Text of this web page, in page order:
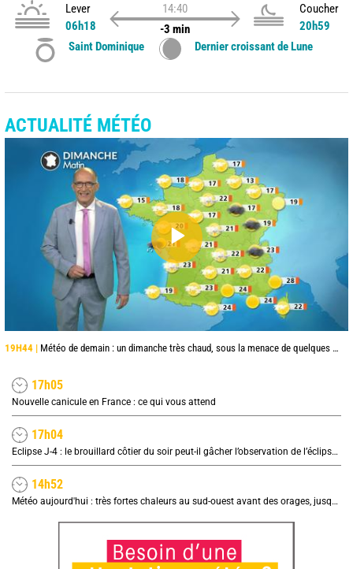
Lever
06h18
14:40
-3 min
Coucher
20h59
Saint Dominique
Dernier croissant de Lune
ACTUALITÉ MÉTÉO
19H44 | Météo de demain : un dimanche très chaud, sous la menace de quelques orages
17h05
Nouvelle canicule en France : ce qui vous attend
17h04
Eclipse J-4 : le brouillard côtier du soir peut-il gâcher l’observation de l’éclipse à la plage ?
14h52
Météo aujourd'hui : très fortes chaleurs au sud-ouest avant des orages, jusqu'à 39°C